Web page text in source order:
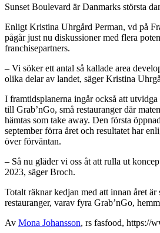
Sunset Boulevard är Danmarks största
Enligt Kristina Uhrgård Perman, vd på
pågår just nu diskussioner med flera
franchisepartners.
– Vi söker ett antal så kallade area
olika delar av landet, säger Kristina
I framtidsplanerna ingår också att
till Grab’nGo, små restauranger där
hämtas som take away. Den första
september förra året och resultatet har
över förväntan.
– Så nu gläder vi oss åt att rulla ut
2023, säger Broch.
Totalt räknar kedjan med att innan året är
restauranger, varav fyra Grab’nGo,
Av Mona Johansson, rs fasfood, https://